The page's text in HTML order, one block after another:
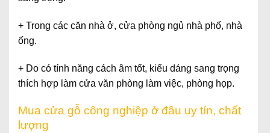
+ Trong các căn nhà ở, cửa phòng ngủ nhà phố, nhà
ống.
+ Do có tính năng cách âm tốt, kiểu dáng sang trọng
thích hợp làm cửa văn phòng làm việc, phòng họp.
Mua cửa gỗ công nghiệp ở đâu uy tín, chất
lượng